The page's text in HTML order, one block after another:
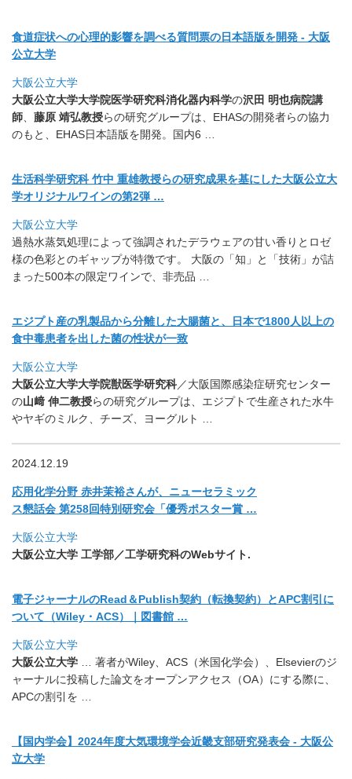
食道症状への心理的影響を調べる質問票の日本語版を開発 - 大阪
公立大学
大阪公立大学
大阪公立大学大学院医学研究科消化器内科学の沢田 明也病院講
師
藤原 靖弘教授らの研究グループは、EHASの開発者らの協力
のもと、 EHAS日本語版を開発。国内6 …
生活科学研究科 竹中 重雄教授らの研究成果を基にした大阪公立大
学オリジナルワインの第2弾 …
大阪公立大学
過熱水蒸気処理によって強調されたデラウェアの甘い香りとロゼ
様の色彩とのギャップが特徴です。 大阪の「知」と「技術」が詰
まった500本の限定ワインで、 非売品 …
エジプト産の乳製品から分離した大腸菌と、
日本で1800人以上の
食中毒患者を出した菌の性状が一致
大阪公立大学
大阪公立大学大学院獣医学研究科／大阪国際感染症研究センター
の山﨑 伸二教授らの研究グループは、 エジプトで生産された水牛
やヤギのミルク、チーズ、ヨーグルト
2024.12.19
応用化学分野 赤井茉裕さんが、ニューセラミック
ス懇話会 第258回特別研究会「優秀ポスター賞 …
大阪公立大学
大阪公立大学 工学部／工学研究科のWebサイト.
電子ジャーナルのRead＆Publish契約（転換契約）
とAPC割引に
ついて（Wiley・ACS）｜図書館 …
大阪公立大学
大阪公立大学 … 著者がWiley、ACS（米国化学会）、 Elsevierのジ
ャーナルに投稿した論文をオープンアクセス
（OA）にする際に、
APCの割引を …
【国内学会】2024年度大気環境学会近畿支部研究発表会 - 大阪公
立大学